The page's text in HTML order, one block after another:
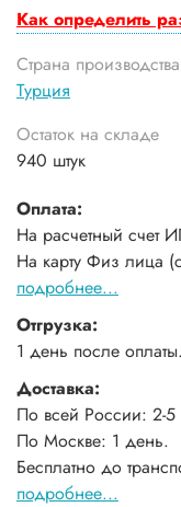
Как определить
Страна производства
Турция
Остаток на складе
940 штук
Оплата:
На расчетный
На карту Физ лица
подробнее...
Отгрузка:
1 день после оплаты.
Доставка:
По всей России: 2-
По Москве: 1 день.
Бесплатно до
подробнее...